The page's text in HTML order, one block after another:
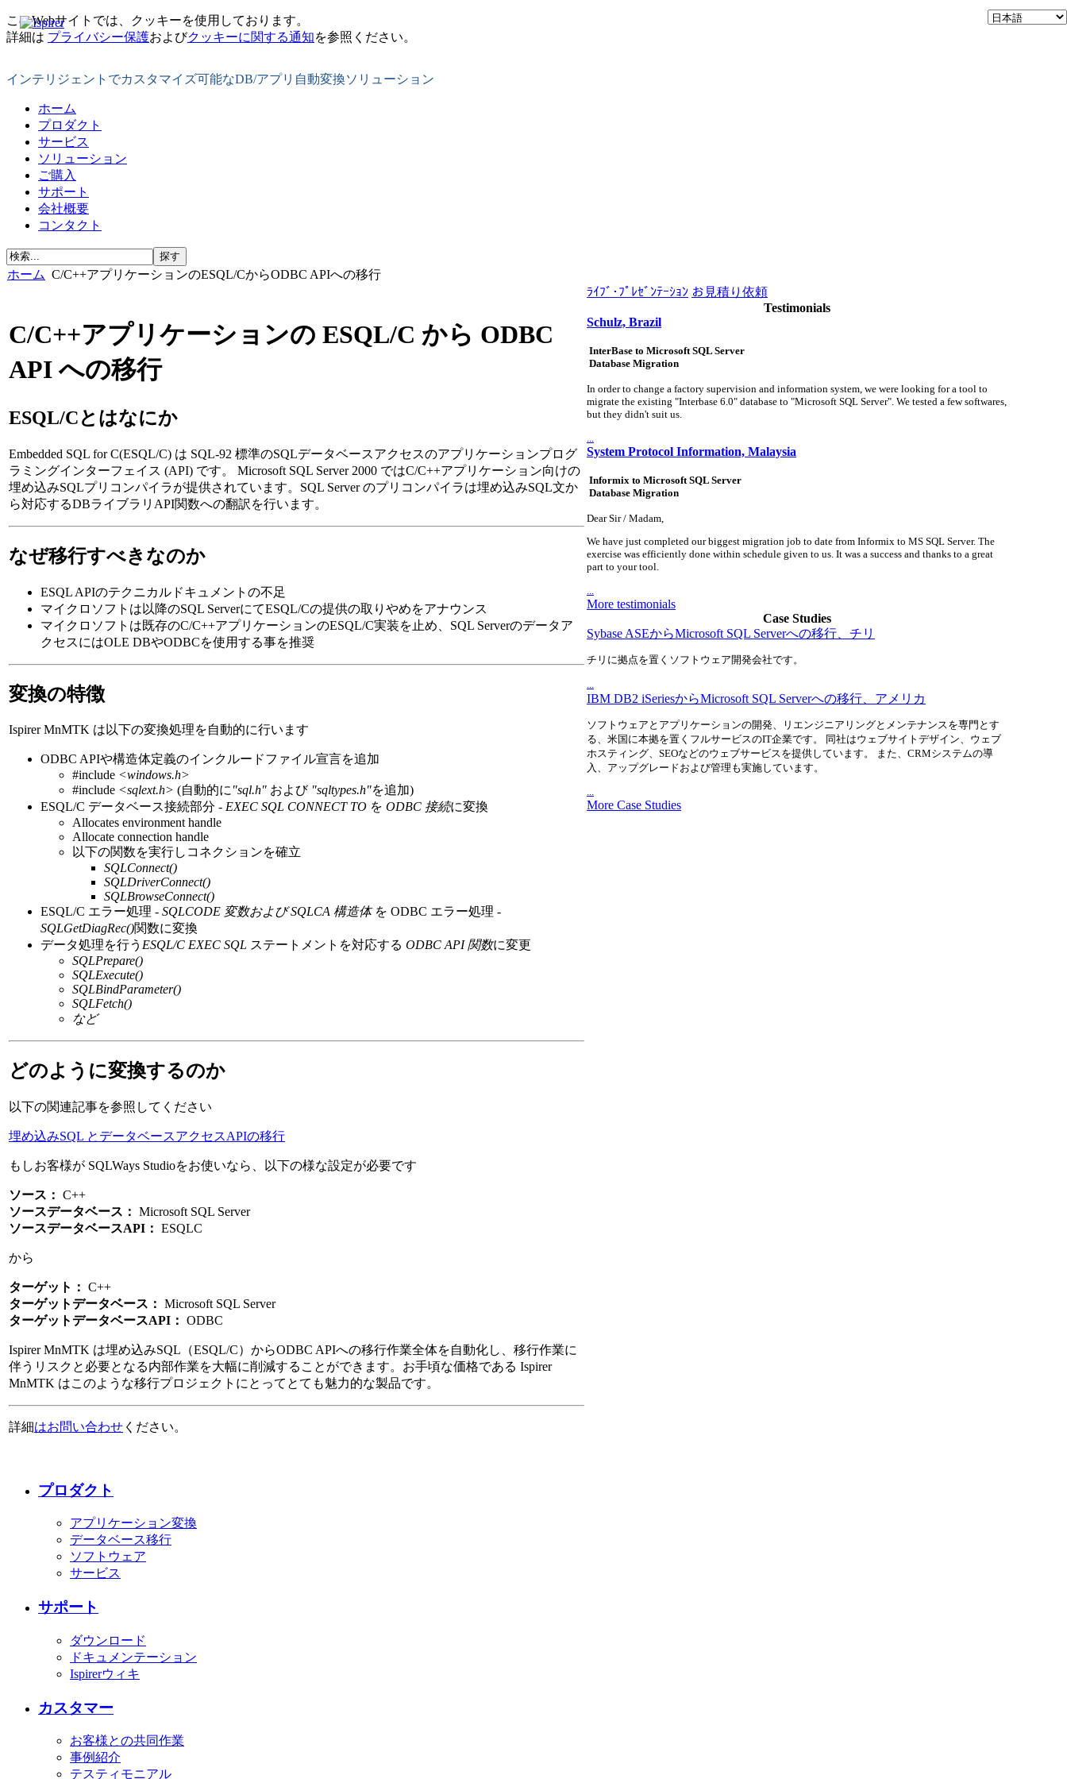
このWebサイトでは、クッキーを使用しております。
詳細は プライバシー保護およびクッキーに関する通知を参照ください。
インテリジェントでカスタマイズ可能なDB/アプリ自動変換ソリューション
ホーム
プロダクト
サービス
ソリューション
ご購入
サポート
会社概要
コンタクト
ホーム C/C++アプリケーションのESQL/CからODBC APIへの移行
C/C++アプリケーションの ESQL/C から ODBC
API への移行
ESQL/Cとはなにか
Embedded SQL for C(ESQL/C) は SQL-92 標準のSQLデータベースアクセスのアプリケーションプログ
ラミングインターフェイス (API) です。 Microsoft SQL Server 2000 ではC/C++アプリケーション向けの
埋め込みSQLプリコンパイラが提供されています。SQL Server のプリコンパイラは埋め込みSQL文か
ら対応するDBライブラリAPI関数への翻訳を行います。
なぜ移行すべきなのか
ESQL APIのテクニカルドキュメントの不足
マイクロソフトは以降のSQL ServerにてESQL/Cの提供の取りやめをアナウンス
マイクロソフトは既存のC/C++アプリケーションのESQL/C実装を止め、SQL Serverのデータア
クセスにはOLE DBやODBCを使用する事を推奨
変換の特徴
Ispirer MnMTK は以下の変換処理を自動的に行います
ODBC APIや構造体定義のインクルードファイル宣言を追加
#include <windows.h>
#include <sqlext.h> (自動的に"sql.h" および "sqltypes.h"を追加)
ESQL/C データベース接続部分 - EXEC SQL CONNECT TO を ODBC 接続に変換
Allocates environment handle
Allocate connection handle
以下の関数を実行しコネクションを確立
SQLConnect()
SQLDriverConnect()
SQLBrowseConnect()
ESQL/C エラー処理 - SQLCODE 変数および SQLCA 構造体を ODBC エラー処理 -
SQLGetDiagRec()関数に変換
データ処理を行う ESQL/C EXEC SQL ステートメントを対応する ODBC API 関数に変更
SQLPrepare()
SQLExecute()
SQLBindParameter()
SQLFetch()
など
どのように変換するのか
以下の関連記事を参照してください
埋め込みSQL とデータベースアクセスAPIの移行
もしお客様が SQLWays Studioをお使いなら、以下の様な設定が必要です
ソース： C++
ソースデータベース： Microsoft SQL Server
ソースデータベースAPI： ESQLC
から
ターゲット： C++
ターゲットデータベース： Microsoft SQL Server
ターゲットデータベースAPI： ODBC
Ispirer MnMTK は埋め込みSQL（ESQL/C）からODBC APIへの移行作業全体を自動化し、移行作業に
伴うリスクと必要となる内部作業を大幅に削減することができます。お手頃な価格である Ispirer
MnMTK はこのような移行プロジェクトにとってとても魅力的な製品です。
詳細はお問い合わせ ください。
ﾗｲﾌﾞ･ﾌﾟﾚｾﾞﾝﾃｰｼｮﾝ お見積り依頼
Testimonials
Schulz, Brazil
InterBase to Microsoft SQL Server
Database Migration
In order to change a factory supervision and information system, we were looking for a tool to
migrate the existing "Interbase 6.0" database to "Microsoft SQL Server". We tested a few softwares,
but they didn't suit us.
System Protocol Information, Malaysia
Informix to Microsoft SQL Server
Database Migration
Dear Sir / Madam,
We have just completed our biggest migration job to date from Informix to MS SQL Server. The
exercise was efficiently done within schedule given to us. It was a success and thanks to a great
part to your tool.
More testimonials
Case Studies
Sybase ASEからMicrosoft SQL Serverへの移行、チリ
チリに拠点を置くソフトウェア開発会社です。
IBM DB2 iSeriesからMicrosoft SQL Serverへの移行、アメリカ
ソフトウェアとアプリケーションの開発、リエンジニアリングとメンテナンスを専門とす
る、米国に本拠を置くフルサービスのIT企業です。 同社はウェブサイトデザイン、ウェブ
ホスティング、SEOなどのウェブサービスを提供しています。 また、CRMシステムの導
入、アップグレードおよび管理も実施しています。
...
More Case Studies
プロダクト
アプリケーション変換
データベース移行
ソフトウェア
サービス
サポート
ダウンロード
ドキュメンテーション
Ispirerウィキ
カスタマー
お客様との共同作業
事例紹介
テスティモニアル